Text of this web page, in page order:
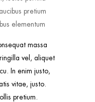
pretium
elementum
massa
vel, aliquet
In enim justo,
vitae, justo.
pretium.